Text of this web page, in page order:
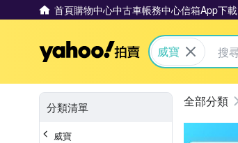
首頁購物中心中古車帳務中心信箱App下載
Yahoo拍賣
威寶
分類清單
威寶